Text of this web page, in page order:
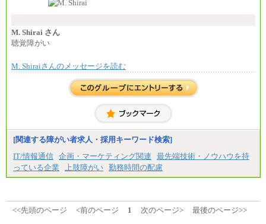
い職責を担う方については、さらに高い金額を個別
※上記に加え、所定労働時間外に勤務をした場
※試用期間中も給与に変更はございません。
＜募集各社・全職種共通＞
月給21万円以上～
※試用期間中の給与に変更はありません。
ます。
M. Shirai さん
聴覚障がい
M. Shiraiさんのメッセージを読む
[関連する障がい者求人・採用キーワード検索]
IT/情報通信 企画・マーケティング関連
最先端技術・ノウハウを持
っている企業
上肢障がい 勤務時間の配慮
<<先頭のページ <前のページ 1 次のページ> 最後のページ>>